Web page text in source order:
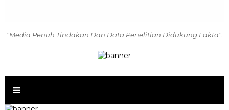
"Media Penuh Tindakan Dan Data Penelitian Didukung Fakta".